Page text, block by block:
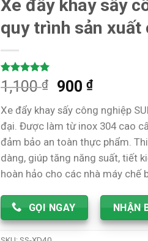
Xe đẩy khay sấy
quy trình sản xuất
Rated5.00
out of 5
1
customer
rating
1,100₫ 900 ₫
Xe đẩy khay sấy công nghiệp
đại. Được làm từ inox 304 cao
đảm bảo an toàn thực phẩm.
dàng, giúp tăng năng suất, tiết
hoàn hảo cho các nhà máy chế
GỌI NGAY NHẬN